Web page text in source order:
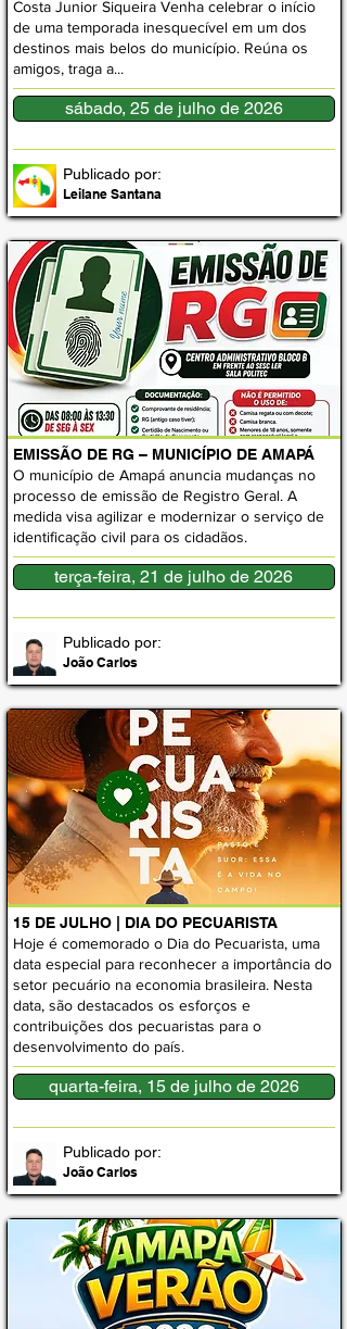
Costa Junior Siqueira Venha celebrar o início
de uma temporada inesquecível em um dos
destinos mais belos do município. Reúna os
amigos, traga a...
sábado, 25 de julho de 2026
Leilane Santana
Publicado por:
EMISSÃO DE RG – MUNICÍPIO DE AMAPÁ
O município de Amapá anuncia mudanças no
processo de emissão de Registro Geral. A
medida visa agilizar e modernizar o serviço de
identificação civil para os cidadãos.
terça-feira, 21 de julho de 2026
João Carlos
Publicado por:
15 DE JULHO | DIA DO PECUARISTA
Hoje é comemorado o Dia do Pecuarista, uma
data especial para reconhecer a importância do
setor pecuário na economia brasileira. Nesta
data, são destacados os esforços e
contribuições dos pecuaristas para o
desenvolvimento do país.
quarta-feira, 15 de julho de 2026
João Carlos
Publicado por: